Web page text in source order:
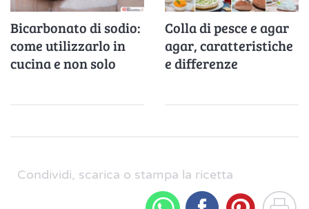
Bicarbonato di sodio:
come utilizzarlo in
cucina e non solo
Colla di pesce e agar
agar, caratteristiche
e differenze
Condividi, scarica o stampa la ricetta